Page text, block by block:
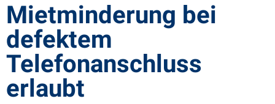
Mietminderung bei
defektem
Telefonanschluss
erlaubt